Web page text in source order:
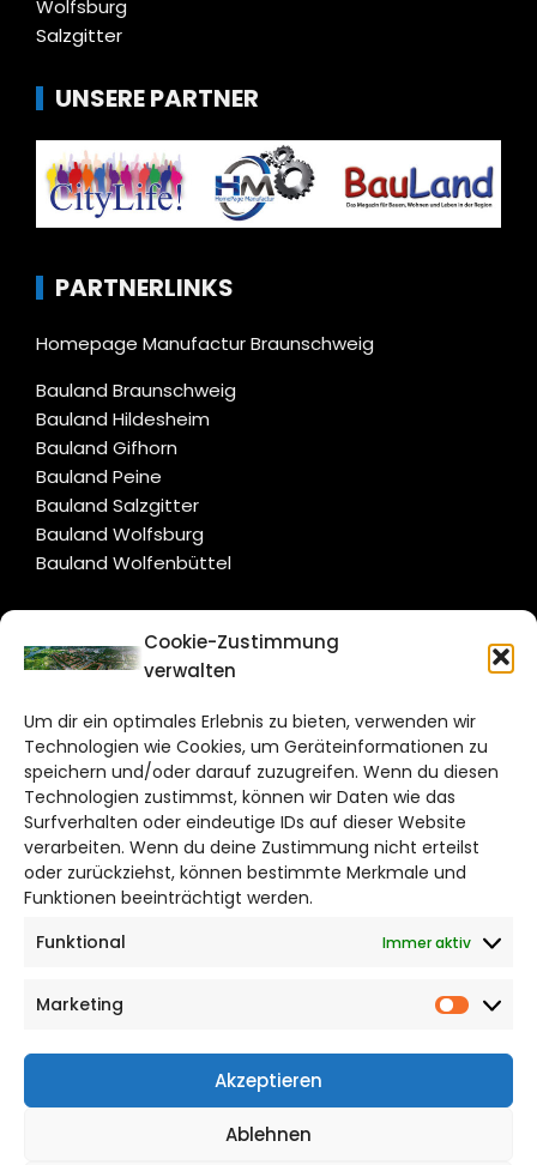
Cookie-Zustimmung
verwalten
Um dir ein optimales Erlebnis zu bieten, verwenden wir
Technologien wie Cookies, um Geräteinformationen zu
speichern und/oder darauf zuzugreifen. Wenn du diesen
Technologien zustimmst, können wir Daten wie das
Surfverhalten oder eindeutige IDs auf dieser Website
verarbeiten. Wenn du deine Zustimmung nicht erteilst
oder zurückziehst, können bestimmte Merkmale und
Funktionen beeinträchtigt werden.
Funktional
Immer aktiv
Marketing
Akzeptieren
Ablehnen
Wolfsburg
Salzgitter
UNSERE PARTNER
PARTNERLINKS
Homepage Manufactur Braunschweig
Bauland Braunschweig
Bauland Hildesheim
Bauland Gifhorn
Bauland Peine
Bauland Salzgitter
Bauland Wolfsburg
Bauland Wolfenbüttel
CITYLIFE!
Bruchtorwall 12
38100 Braunschweig
Telefon: 0531 387220 – 65
DAS STADTMAGAZIN FÜR
SALZGITTER
Impressum
Cookie Richtlinie
CITYLIFE! BEI FACEBOOK